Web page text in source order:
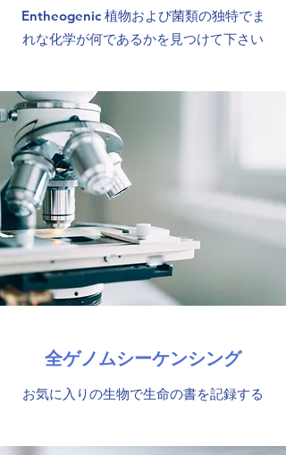
Entheogenic 植物および菌類の独特でま
れな化学が何であるかを見つけて下さい
全ゲノムシーケンシング
お気に入りの生物で生命の書を記録する